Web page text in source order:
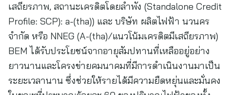
เสถียรภาพ, สถานะเครดิตโดยลำพัง (Standalone Credit
Profile: SCP): a-(tha)) และ บริษัท ผลิตไฟฟ้า นวนคร
จำกัด หรือ NNEG (A-(tha)/แนวโน้มเครดิตมีเสถียรภาพ)
BEM ได้รับประโยชน์จากอายุสัมปทานที่เหลืออยู่อย่าง
ยาวนานและโครงข่ายคมนาคมที่มีการดำเนินงานมาเป็น
ระยะเวลานาน ซึ่งช่วยให้รายได้มีความยืดหยุ่นและมั่นคง